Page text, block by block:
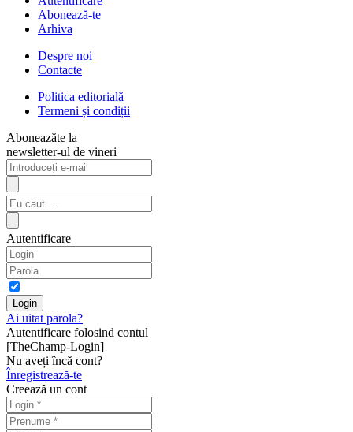
Abonează-te
Arhiva
Despre noi
Contacte
Politica editorială
Termeni și condiții
Aboneazăte la
newsletter-ul de vineri
Autentificare
Ai uitat parola?
Autentificare folosind contul
[TheChamp-Login]
Nu aveți încă cont?
Înregistrează-te
Creează un cont